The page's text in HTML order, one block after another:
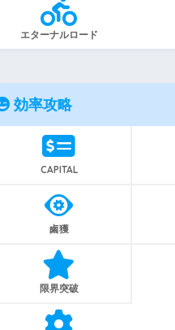
エターナルロード
効率攻略
CAPITAL
鹵獲
限界突破